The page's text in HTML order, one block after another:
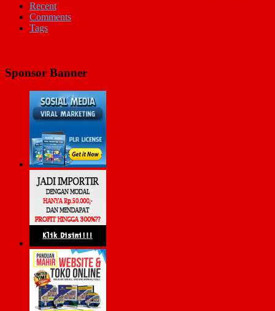
Recent
Comments
Tags
Sponsor Banner